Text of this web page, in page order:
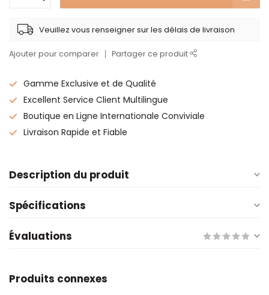
Veuillez vous renseigner sur les délais de livraison
Ajouter pour comparer Partager ce produit
Gamme Exclusive et de Qualité
Excellent Service Client Multilingue
Boutique en Ligne Internationale Conviviale
Livraison Rapide et Fiable
Description du produit
Spécifications
Évaluations
Produits connexes